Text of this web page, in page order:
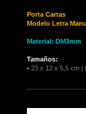
Porta Cartas
Modelo Letra
Material: DM3mm
Tamaños:
• 23 x 12 x 5,5 cm |